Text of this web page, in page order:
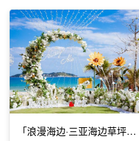
「浪漫海边·三亚海边草坪浪